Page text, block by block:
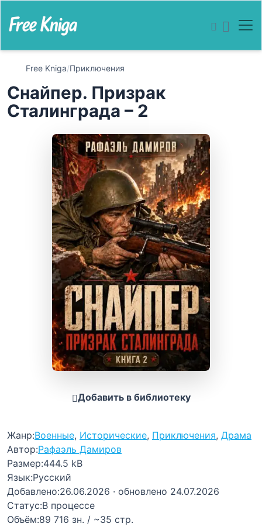
Free Kniga/Приключения
Снайпер. Призрак
Сталинграда – 2
Добавить в библиотеку
Жанр:Военные, Исторические, Приключения, Драма
Автор:Рафаэль Дамиров
Размер:444.5 kB
Язык:Русский
Добавлено:26.06.2026 · обновлено 24.07.2026
Статус:В процессе
Объём:89 716 зн. / ~35 стр.